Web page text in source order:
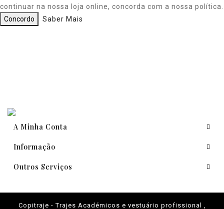
continuar na nossa loja online, concorda com a nossa política.
Concordo
Saber Mais
A Minha Conta
Informação
Outros Serviços
Copitraje - Trajes Académicos e vestuário profissional ,